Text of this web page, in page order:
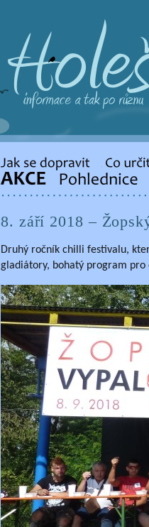
8. září 2018 –
Druhý ročník chilli festivalu,
gladiátory, bohatý program pro